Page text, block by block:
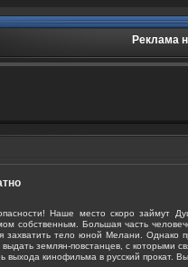
Реклама
Наше место скоро займут
собственным. Большая часть
захватить тело юной Мелани.
землян-повстанцев, с которыми
кинофильма в русский прокат.